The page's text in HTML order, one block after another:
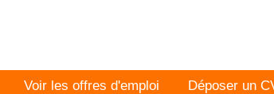
Voir les offres d'emploi Déposer un